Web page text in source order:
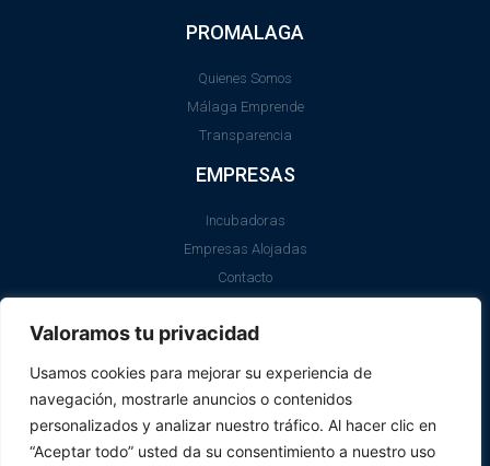
Valoramos tu privacidad
Usamos cookies para mejorar su experiencia de
navegación, mostrarle anuncios o contenidos
personalizados y analizar nuestro tráfico. Al hacer clic en
“Aceptar todo” usted da su consentimiento a nuestro uso
PROMALAGA
Quienes Somos
Málaga Emprende
Transparencia
EMPRESAS
Incubadoras
Empresas Alojadas
Contacto
Aviso Legal
Política de Cookies
SII